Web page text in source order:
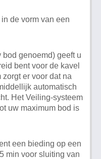
de vorm van een
genoemd) geeft u
bent voor de kavel
er voor dat na
automatisch
Het Veiling-systeem
uw maximum bod is
een bieding op een
min voor sluiting van